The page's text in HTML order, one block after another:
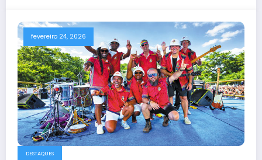
fevereiro 24, 2026
DESTAQUES